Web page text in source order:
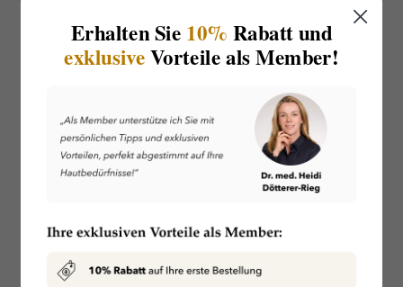
Erhalten Sie 10% Rabatt und
exklusiveVorteile als Member!